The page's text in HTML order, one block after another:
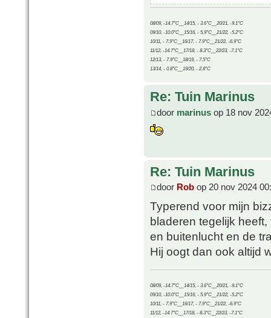
08/09, -14.7°C__14/15, - 3.6°C__20/21, -9.1°C
09/10, -10.0°C__15/16, - 5.9°C__21/22, -5.2°C
10/11, - 7.9°C__16/17, - 7.9°C__21/22, -6.9°C
11/12, -14.7°C__17/18, - 8.3°C__22/23, -7.1°C
12/13, - 7.9°C__18/19, - 7.5°C
13/14, - 0.8°C__19/20, - 2.8°C
Re: Tuin Marinus
door marinus op 18 nov
Re: Tuin Marinus
door Rob op 20 nov 2024
Typerend voor mijn
bladeren tegelijk
en buitenlucht en de
Hij oogt dan ook altijd
08/09, -14.7°C__14/15, - 3.6°C__20/21, -9.1°C
09/10, -10.0°C__15/16, - 5.9°C__21/22, -5.2°C
10/11, - 7.9°C__16/17, - 7.9°C__21/22, -6.9°C
11/12, -14.7°C__17/18, - 8.3°C__22/23, -7.1°C